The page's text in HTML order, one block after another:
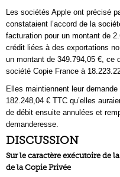
Les sociétés Apple ont précisé
constataient l’accord de la
facturation pour un montant de
crédit liées à des exportations
un montant de 349.794,05 €, ce
société Copie France à
Elles maintiennent leur
182.248,04 € TTC qu’elles
de débit ensuite annulées et
demanderesse.
DISCUSSION
Sur le caractère exécutoire de
de la Copie Privée